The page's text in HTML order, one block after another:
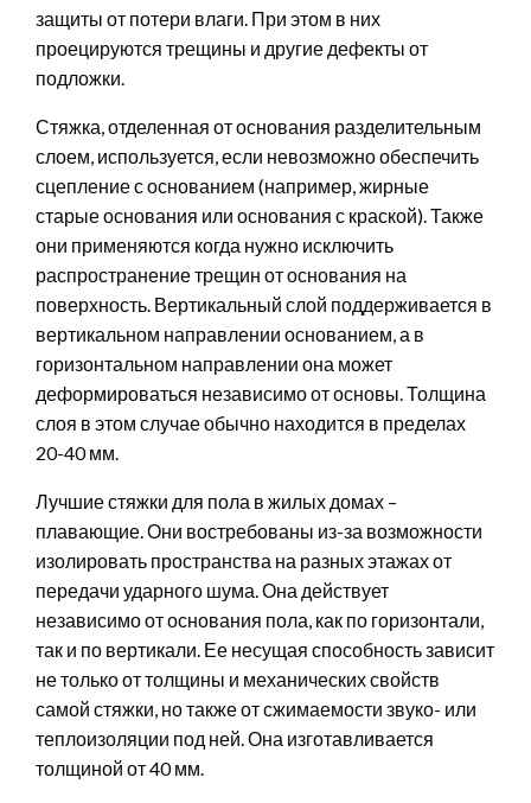
защиты от потери влаги. При этом в них
проецируются трещины и другие дефекты от
подложки.
Стяжка, отделенная от основания разделительным
слоем, используется, если невозможно обеспечить
сцепление с основанием (например, жирные
старые основания или основания с краской). Также
они применяются когда нужно исключить
распространение трещин от основания на
поверхность. Вертикальный слой поддерживается в
вертикальном направлении основанием, а в
горизонтальном направлении она может
деформироваться независимо от основы. Толщина
слоя в этом случае обычно находится в пределах
20-40 мм.
Лучшие стяжки для пола в жилых домах –
плавающие. Они востребованы из-за возможности
изолировать пространства на разных этажах от
передачи ударного шума. Она действует
независимо от основания пола, как по горизонтали,
так и по вертикали. Ее несущая способность зависит
не только от толщины и механических свойств
самой стяжки, но также от сжимаемости звуко- или
теплоизоляции под ней. Она изготавливается
толщиной от 40 мм.